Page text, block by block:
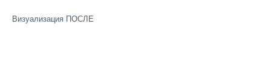
Визуализация ПОСЛЕ